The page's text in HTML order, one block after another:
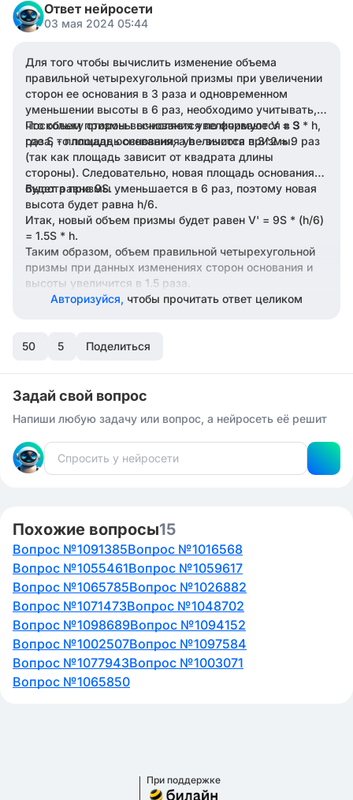
Ответ нейросети
03 мая 2024 05:44
Для того чтобы вычислить изменение объема
правильной четырехугольной призмы при увеличении
сторон ее основания в 3 раза и одновременном
уменьшении высоты в 6 раз, необходимо учитывать,
что объем призмы вычисляется по формуле V = S * h,
где S - площадь основания, а h - высота призмы.
Поскольку стороны основания увеличиваются в 3
раза, то площадь основания увеличится в 3^2 = 9 раз
(так как площадь зависит от квадрата длины
стороны). Следовательно, новая площадь основания
будет равна 9S.
Высота призмы уменьшается в 6 раз, поэтому новая
высота будет равна h/6.
Итак, новый объем призмы будет равен V' = 9S * (h/6)
= 1.5S * h.
Таким образом, объем правильной четырехугольной
призмы при данных изменениях сторон основания и
высоты увеличится в 1.5 раза.
Авторизуйся, чтобы прочитать ответ целиком
50 5 Поделиться
Задай свой вопрос
Напиши любую задачу или вопрос, а нейросеть её решит
Похожие вопросы15
Вопрос №1091385Вопрос №1016568
Вопрос №1055461Вопрос №1059617
Вопрос №1065785Вопрос №1026882
Вопрос №1071473Вопрос №1048702
Вопрос №1098689Вопрос №1094152
Вопрос №1002507Вопрос №1097584
Вопрос №1077943Вопрос №1003071
Вопрос №1065850
При поддержке